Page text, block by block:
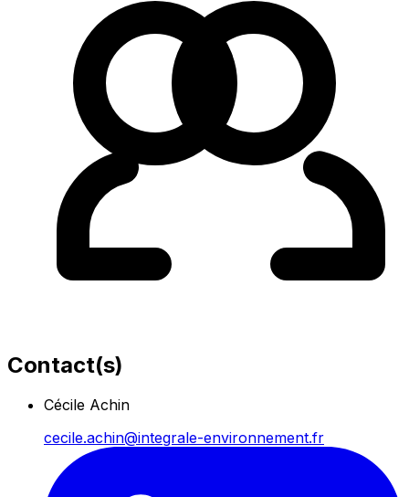
Contact(s)
Cécile Achin
cecile.achin@integrale-environnement.fr